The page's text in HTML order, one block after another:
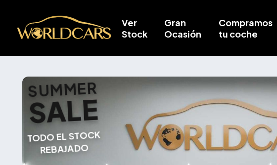
Ver
Stock
Gran
Ocasión
Compramos
tu coche
SUMMER
SALE
TODO EL STOCK
REBAJADO